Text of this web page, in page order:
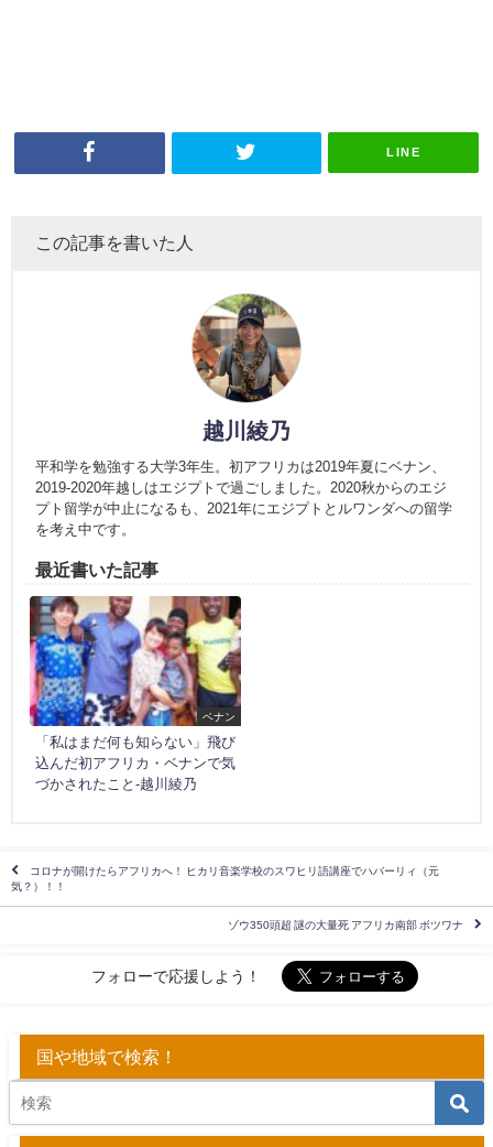
LINE
この記事を書いた人
越川綾乃
平和学を勉強する大学3年生。初アフリカは2019年夏にベナン、
2019-2020年越しはエジプトで過ごしました。2020秋からのエジ
プト留学が中止になるも、2021年にエジプトとルワンダへの留学
を考え中です。
最近書いた記事
ベナン
「私はまだ何も知らない」飛び
込んだ初アフリカ・ベナンで気
づかされたこと‐越川綾乃
コロナが開けたらアフリカへ！ ヒカリ音楽学校のスワヒリ語講座でハバーリィ（元
気？）！！
ゾウ350頭超 謎の大量死 アフリカ南部 ボツワナ
フォローで応援しよう！
国や地域で検索！